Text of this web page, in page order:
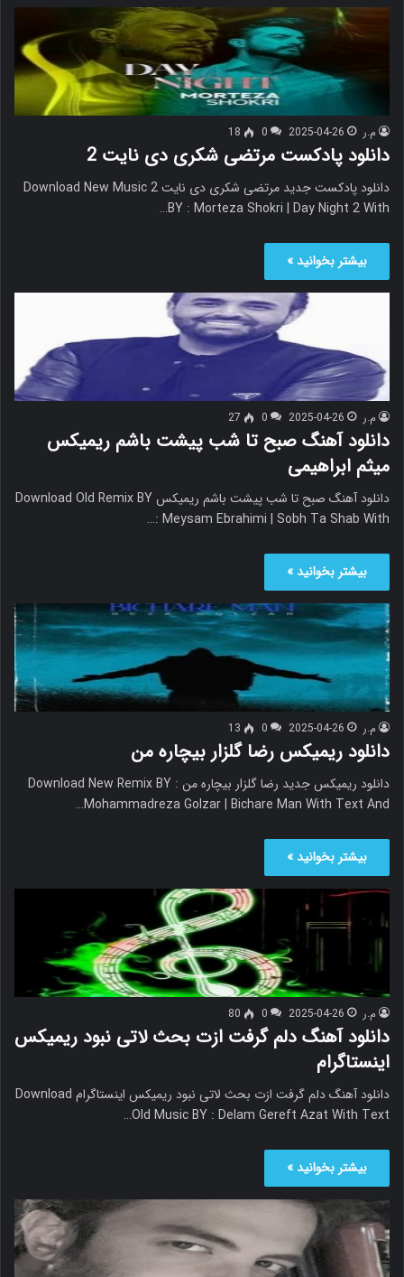
م.ر 2025-04-26
0
18
دانلود پادکست مرتضی شکری دی نایت 2
دانلود پادکست جدید مرتضی شکری دی نایت 2 Download New Music
BY : Morteza Shokri | Day Night 2 With…
بیشتر بخوانید »
م.ر 2025-04-26
0
27
دانلود آهنگ صبح تا شب پیشت باشم ریمیکس
میثم ابراهیمی
دانلود آهنگ صبح تا شب پیشت باشم ریمیکس Download Old Remix BY
: Meysam Ebrahimi | Sobh Ta Shab With…
بیشتر بخوانید »
م.ر 2025-04-26
0
13
دانلود ریمیکس رضا گلزار بیچاره من
دانلود ریمیکس جدید رضا گلزار بیچاره من Download New Remix BY :
Mohammadreza Golzar | Bichare Man With Text And…
بیشتر بخوانید »
م.ر 2025-04-26
0
80
دانلود آهنگ دلم گرفت ازت بحث لاتی نبود ریمیکس
اینستاگرام
دانلود آهنگ دلم گرفت ازت بحث لاتی نبود ریمیکس اینستاگرام Download
Old Music BY : Delam Gereft Azat With Text…
بیشتر بخوانید »